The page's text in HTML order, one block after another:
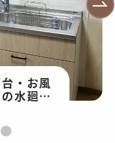
・お風
水廻り